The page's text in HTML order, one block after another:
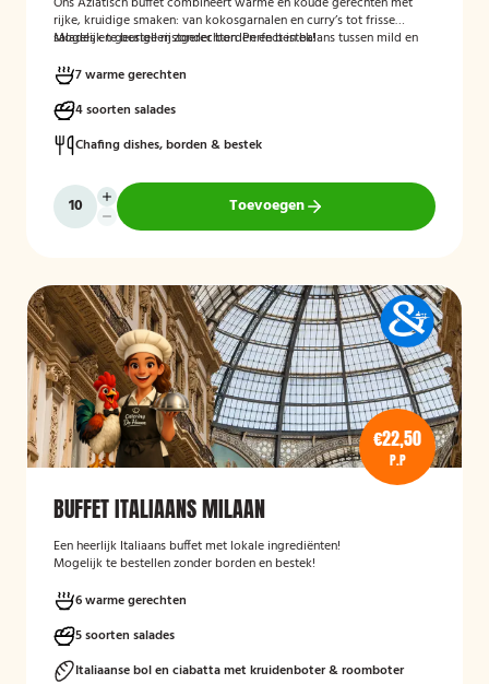
rijke, kruidige smaken: van kokosgarnalen en curry’s tot frisse
salades en geurige rijstgerechten. Perfect in balans tussen mild en
Mogelijk te bestellen zonder borden en bestek!
7 warme gerechten
4 soorten salades
Chafing dishes, borden & bestek
Toevoegen
€22,50
P.P
BUFFET ITALIAANS MILAAN
Een heerlijk Italiaans buffet met lokale ingrediënten!
Mogelijk te bestellen zonder borden en bestek!
6 warme gerechten
5 soorten salades
Italiaanse bol en ciabatta met kruidenboter & roomboter